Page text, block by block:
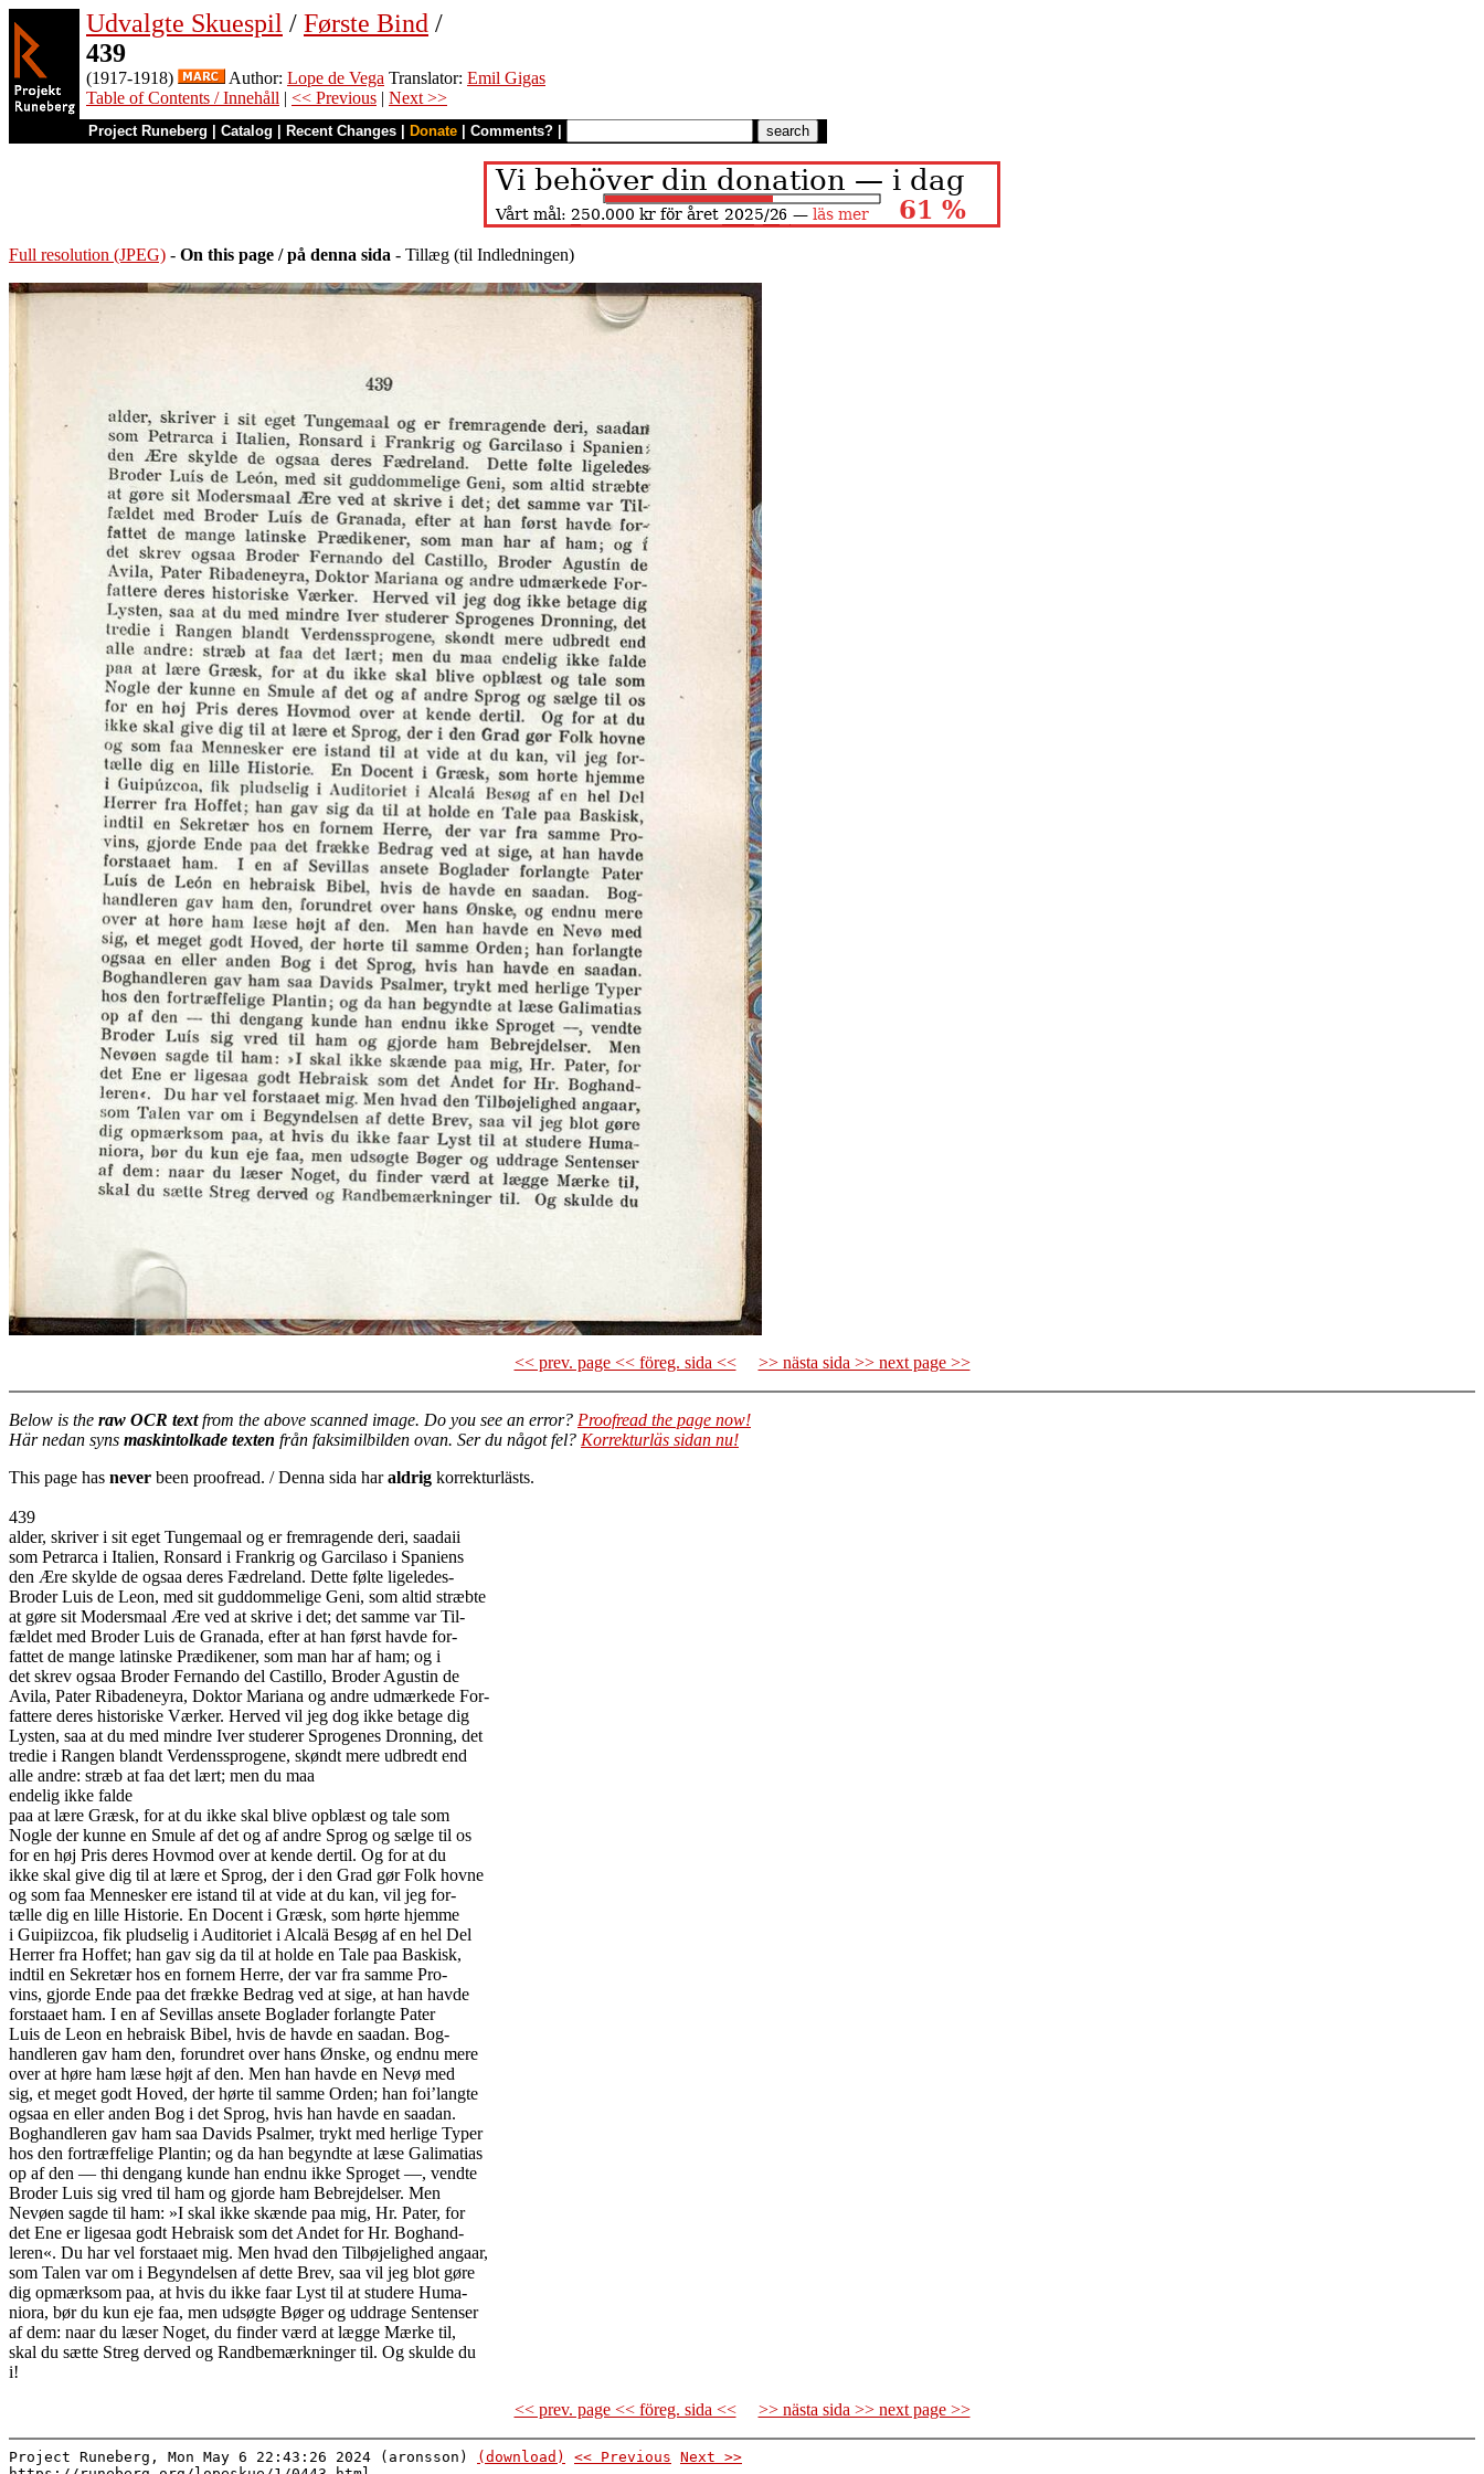
Udvalgte Skuespil / Første Bind /
439
(1917-1918) Author: Lope de Vega Translator: Emil Gigas
Table of Contents / Innehåll | << Previous | Next >>
Project Runeberg Catalog Recent Changes Donate Comments?
Full resolution (JPEG) - On this page / på denna sida - Tillæg (til Indledningen)
<< prev. page << föreg. sida << >> nästa sida >> next page >>
Below is the raw OCR textfrom the above scanned image. Do you see an error? Proofread the page now!
Här nedan syns maskintolkade texten från faksimilbilden ovan. Ser du något fel? Korrekturläs sidan nu!
This page has never been proofread. / Denna sida haraldrig korrekturlästs.
439
alder, skriver i sit eget Tungemaal og er fremragende deri, saadaii
som Petrarca i Italien, Ronsard i Frankrig og Garcilaso i Spaniens
den Ære skylde de ogsaa deres Fædreland. Dette følte ligeledes-
Broder Luis de Leon, med sit guddommelige Geni, som altid stræbte
at gøre sit Modersmaal Ære ved at skrive i det; det samme var Til-
fældet med Broder Luis de Granada, efter at han først havde for-
fattet de mange latinske Prædikener, som man har af ham; og i
det skrev ogsaa Broder Fernando del Castillo, Broder Agustin de
Avila, Pater Ribadeneyra, Doktor Mariana og andre udmærkede For-
fattere deres historiske Værker. Herved vil jeg dog ikke betage dig
Lysten, saa at du med mindre Iver studerer Sprogenes Dronning, det
tredie i Rangen blandt Verdenssprogene, skøndt mere udbredt end
alle andre: stræb at faa det lært; men du maa
endelig ikke falde
paa at lære Græsk, for at du ikke skal blive opblæst og tale som
Nogle der kunne en Smule af det og af andre Sprog og sælge til os
for en høj Pris deres Hovmod over at kende dertil. Og for at du
ikke skal give dig til at lære et Sprog, der i den Grad gør Folk hovne
og som faa Mennesker ere istand til at vide at du kan, vil jeg for-
tælle dig en lille Historie. En Docent i Græsk, som hørte hjemme
i Guipiizcoa, fik pludselig i Auditoriet i Alcalä Besøg af en hel Del
Herrer fra Hoffet; han gav sig da til at holde en Tale paa Baskisk,
indtil en Sekretær hos en fornem Herre, der var fra samme Pro-
vins, gjorde Ende paa det frække Bedrag ved at sige, at han havde
forstaaet ham. I en af Sevillas ansete Boglader forlangte Pater
Luis de Leon en hebraisk Bibel, hvis de havde en saadan. Bog-
handleren gav ham den, forundret over hans Ønske, og endnu mere
over at høre ham læse højt af den. Men han havde en Nevø med
sig, et meget godt Hoved, der hørte til samme Orden; han foi’langte
ogsaa en eller anden Bog i det Sprog, hvis han havde en saadan.
Boghandleren gav ham saa Davids Psalmer, trykt med herlige Typer
hos den fortræffelige Plantin; og da han begyndte at læse Galimatias
op af den — thi dengang kunde han endnu ikke Sproget —, vendte
Broder Luis sig vred til ham og gjorde ham Bebrejdelser. Men
Nevøen sagde til ham: »I skal ikke skænde paa mig, Hr. Pater, for
det Ene er ligesaa godt Hebraisk som det Andet for Hr. Boghand-
leren«. Du har vel forstaaet mig. Men hvad den Tilbøjelighed angaar,
som Talen var om i Begyndelsen af dette Brev, saa vil jeg blot gøre
dig opmærksom paa, at hvis du ikke faar Lyst til at studere Huma-
niora, bør du kun eje faa, men udsøgte Bøger og uddrage Sentenser
af dem: naar du læser Noget, du finder værd at lægge Mærke til,
skal du sætte Streg derved og Randbemærkninger til. Og skulde du
i!
<< prev. page << föreg. sida <<
>> nästa sida >> next page >>
Project Runeberg, Mon May 6 22:43:26 2024 (aronsson) (download) << Previous Next >>